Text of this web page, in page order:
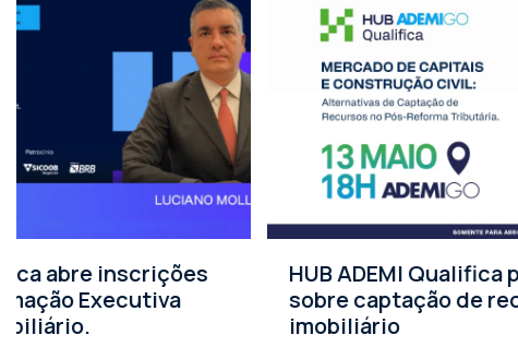
HUB ADEMI Qualifica promove encontro
sobre captação de recursos no setor
imobiliário